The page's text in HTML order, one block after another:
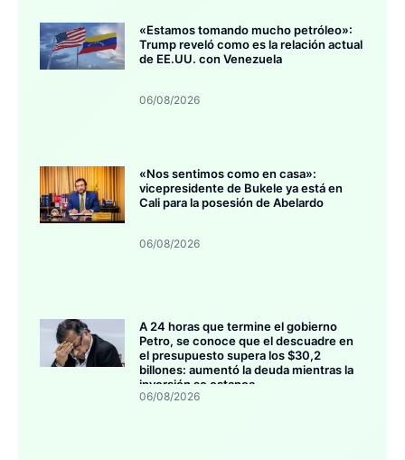
«Estamos tomando mucho petróleo»:
Trump reveló como es la relación actual
de EE.UU. con Venezuela
06/08/2026
«Nos sentimos como en casa»:
vicepresidente de Bukele ya está en
Cali para la posesión de Abelardo
06/08/2026
A 24 horas que termine el gobierno
Petro, se conoce que el descuadre en
el presupuesto supera los $30,2
billones: aumentó la deuda mientras la
inversión se estanca
06/08/2026